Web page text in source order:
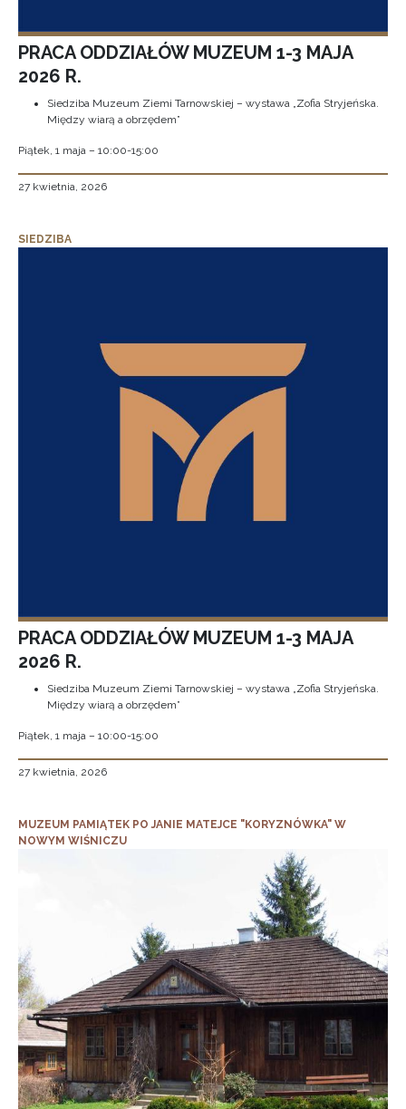
PRACA ODDZIAŁÓW MUZEUM 1-3 MAJA
2026 R.
Siedziba Muzeum Ziemi Tarnowskiej – wystawa „Zofia Stryjeńska.
Między wiarą a obrzędem”
Piątek, 1 maja – 10:00-15:00
27 kwietnia, 2026
SIEDZIBA
PRACA ODDZIAŁÓW MUZEUM 1-3 MAJA
2026 R.
Siedziba Muzeum Ziemi Tarnowskiej – wystawa „Zofia Stryjeńska.
Między wiarą a obrzędem”
Piątek, 1 maja – 10:00-15:00
27 kwietnia, 2026
MUZEUM PAMIĄTEK PO JANIE MATEJCE "KORYZNÓWKA" W
NOWYM WIŚNICZU